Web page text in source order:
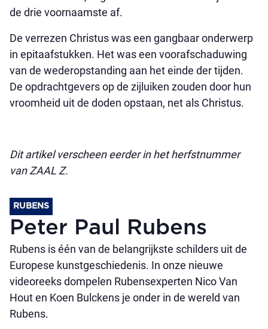
de drie voornaamste af.
De verrezen Christus was een gangbaar onderwerp
in epitaafstukken. Het was een voorafschaduwing
van de wederopstanding aan het einde der tijden.
De opdrachtgevers op de zijluiken zouden door hun
vroomheid uit de doden opstaan, net als Christus.
Dit artikel verscheen eerder in het herfstnummer
van ZAAL Z.
RUBENS
Peter Paul Rubens
Rubens is één van de belangrijkste schilders uit de
Europese kunstgeschiedenis. In onze nieuwe
videoreeks dompelen Rubensexperten Nico Van
Hout en Koen Bulckens je onder in de wereld van
Rubens.